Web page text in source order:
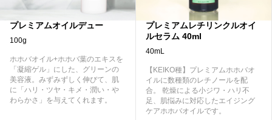
プレミアムオイルデュー
100g
ホホバオイル+ホホバ葉のエキスを
「凝縮ゲル」にした、グリーンの
美容液。みずみずしく伸びて、肌
に「ハリ・ツヤ・キメ・潤い・や
わらかさ」を与えてくれます。
プレミアムレチリンクルオイ
ルセラム 40ml
40mL
【KEIKO種】プレミアムホホバオ
イルに数種類のレチノールを配
合。 乾燥による小ジワ・ハリ不
足、肌悩みに対応したエイジング
ケアホホバオイルです。